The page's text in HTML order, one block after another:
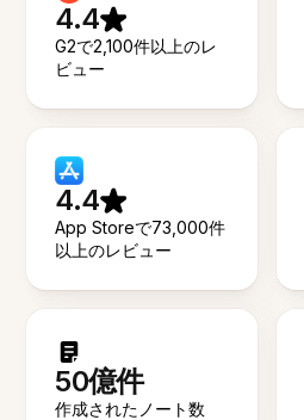
4.4
G2で2,100件以上のレ
ビュー
4.4
App Storeで73,000件
以上のレビュー
50億件
作成されたノート数